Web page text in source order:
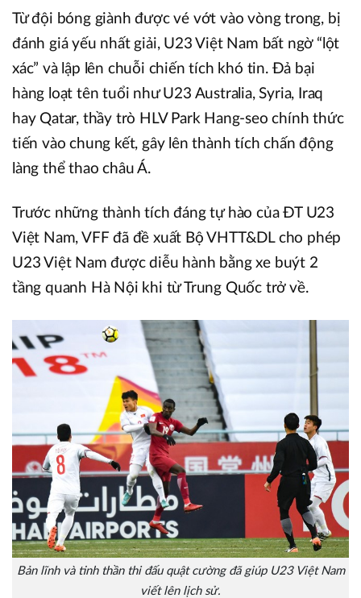
Từ đội bóng giành được vé vớt vào vòng trong, bị
đánh giá yếu nhất giải, U23 Việt Nam bất ngờ “lột
xác” và lập lên chuỗi chiến tích khó tin. Đả bại
hàng loạt tên tuổi như U23 Australia, Syria, Iraq
hay Qatar, thầy trò HLV Park Hang-seo chính thức
tiến vào chung kết, gây lên thành tích chấn động
làng thể thao châu Á.
Trước những thành tích đáng tự hào của ĐT U23
Việt Nam, VFF đã đề xuất Bộ VHTT&DL cho phép
U23 Việt Nam được diễu hành bằng xe buýt 2
tầng quanh Hà Nội khi từ Trung Quốc trở về.
Bản lĩnh và tinh thần thi đấu quật cường đã giúp U23 Việt Nam
viết lên lịch sử.